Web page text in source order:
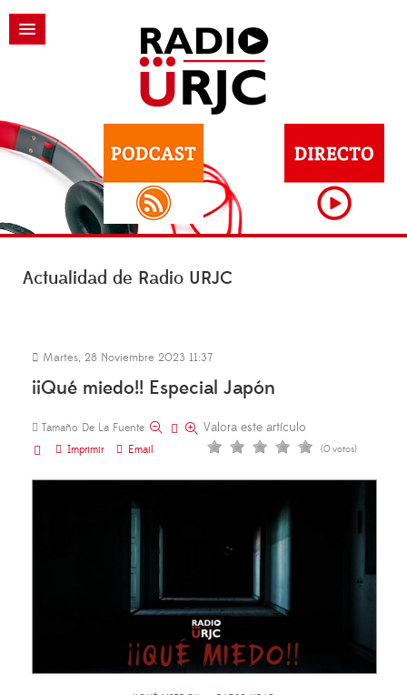
Actualidad de Radio URJC
Martes, 28 Noviembre 2023 11:37
¡¡Qué miedo!! Especial Japón
Tamaño De La Fuente
Imprimir
Email
Valora este artículo
(0 votos)